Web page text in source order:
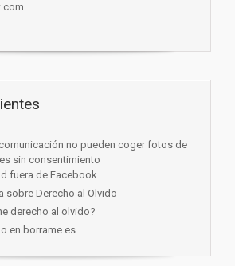
no pueden coger fotos de
sin consentimiento
fuera de Facebook
sobre Derecho al Olvido
derecho al olvido?
en borrame.es